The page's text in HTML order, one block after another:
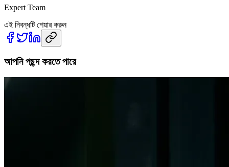
Expert Team
এই নিবন্ধটি শেয়ার করুন
আপনি পছন্দ করতে পারে